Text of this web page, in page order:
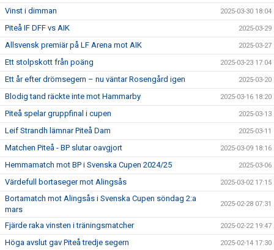
Vinst i dimman 2025-03-30 18:04
Piteå IF DFF vs AIK 2025-03-29
Allsvensk premiär på LF Arena mot AIK 2025-03-27
Ett stolpskott från poäng 2025-03-23 17:04
Ett år efter drömsegern – nu väntar Rosengård igen 2025-03-20
Blodig tand räckte inte mot Hammarby 2025-03-16 18:20
Piteå spelar gruppfinal i cupen 2025-03-13
Leif Strandh lämnar Piteå Dam 2025-03-11
Matchen Piteå - BP slutar oavgjort 2025-03-09 18:16
Hemmamatch mot BP i Svenska Cupen 2024/25 2025-03-06
Värdefull bortaseger mot Alingsås 2025-03-02 17:15
Bortamatch mot Alingsås i Svenska Cupen söndag 2:a
mars
2025-02-28 07:31
Fjärde raka vinsten i träningsmatcher 2025-02-22 19:47
Höga avslut gav Piteå tredje segern 2025-02-14 17:30